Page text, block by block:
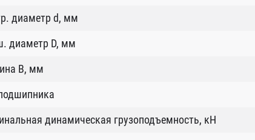
диаметр d, мм
диаметр D, мм
B, мм
динамическая грузоподъемность, кН